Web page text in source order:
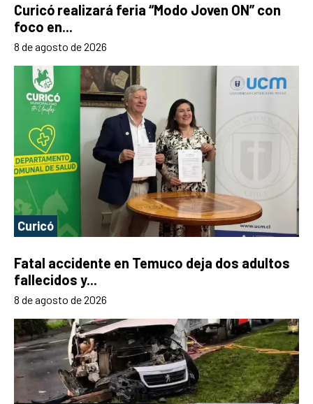
Curicó realizará feria “Modo Joven ON” con
foco en...
8 de agosto de 2026
Curicó
Fatal accidente en Temuco deja dos adultos
fallecidos y...
8 de agosto de 2026